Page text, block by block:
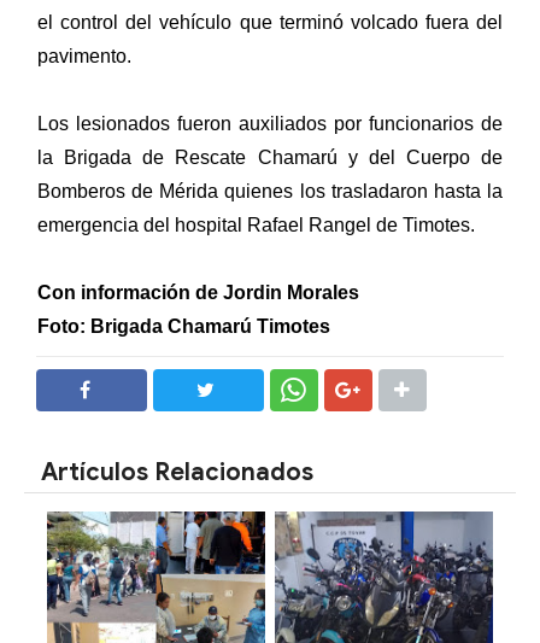
el control del vehículo que terminó volcado fuera del
pavimento.
Los lesionados fueron auxiliados por funcionarios de
la Brigada de Rescate Chamarú y del Cuerpo de
Bomberos de Mérida quienes los trasladaron hasta la
emergencia del hospital Rafael Rangel de Timotes.
Con información de Jordin Morales
Foto: Brigada Chamarú Timotes
Artículos Relacionados